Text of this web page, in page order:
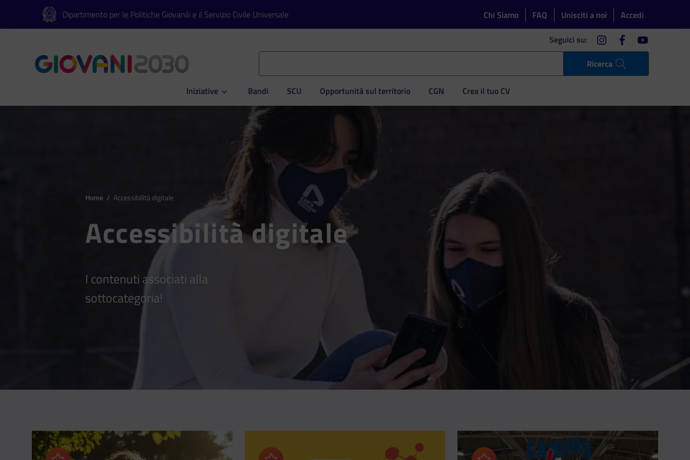
Vai al contenuto principale
Vai al footer Dipartimento per le Politiche Giovanili e il Servizio Civile Universale Chi Siamo FAQ Unisciti a noi Accedi
Ricerca
Seguici su: instagramfacebookyoutube
Iniziative
Apri Iniziative Bandi SCU Opportunità sul territorio CGN Crea il tuo CV
Home / Accessibilità digitale
Accessibilità digitale
I contenuti associati alla
sottocategoria!